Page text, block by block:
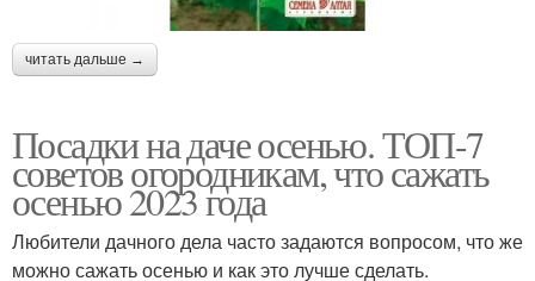
читать дальше →
Посадки на даче осенью. ТОП-7
советов огородникам, что сажать
осенью 2023 года
Любители дачного дела часто задаются вопросом, что же
можно сажать осенью и как это лучше сделать.